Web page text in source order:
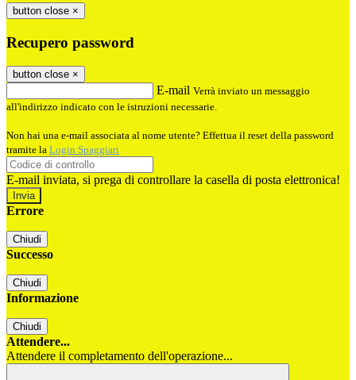
button close ×
Recupero password
button close ×
E-mail Verrà inviato un messaggio
all'indirizzo indicato con le istruzioni necessarie.
Non hai una e-mail associata al nome utente? Effettua il reset della password
tramite la Login Spaggiari
E-mail inviata, si prega di controllare la casella di posta elettronica!
Errore
Chiudi
Successo
Chiudi
Informazione
Chiudi
Attendere...
Attendere il completamento dell'operazione...